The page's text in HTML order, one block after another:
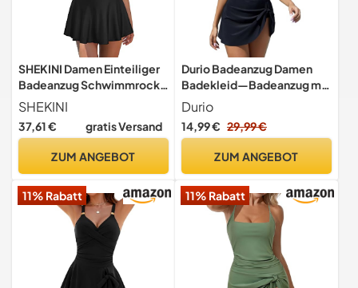
SHEKINI Damen Einteiliger
Badeanzug Schwimmrock
Volant Design Bandeau
Baderock Ruched Bikini
Damen Bauchweg
Damen(S,Schwarz)
SHEKINI
37,61 € gratis Versand
ZUM ANGEBOT
Durio Badeanzug Damen
Badekleid—Badeanzug mit
Rock Einteiler Sexy
Bauchweg Bademode mit
Cups Swimsuit Schwarz 2XL
Durio
14,99 € 29,99 €
ZUM ANGEBOT
11% Rabatt 11% Rabatt